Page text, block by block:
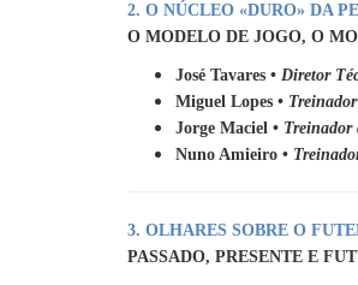
2. O NÚCLEO «DURO» DA
O MODELO DE JOGO, O
José Tavares • Diretor
Miguel Lopes •
Jorge Maciel • Treinador
Nuno Amieiro •
3. OLHARES SOBRE O
PASSADO, PRESENTE E